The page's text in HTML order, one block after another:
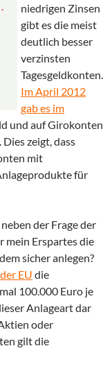
niedrigen Zinsen
gibt es die meist
deutlich besser
verzinsten
Tagesgeldkonten.
Im April 2012
gab es im
und auf Girokonten
zeigt, dass
mit
für
der Frage der
mein Erspartes die
sicher anlegen?
EU die
100.000 Euro je
Anlageart dar
oder
gilt die